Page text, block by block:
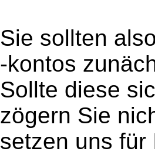
Sie sollten
-kontos
Sollte diese
zögern Sie
setzen uns für